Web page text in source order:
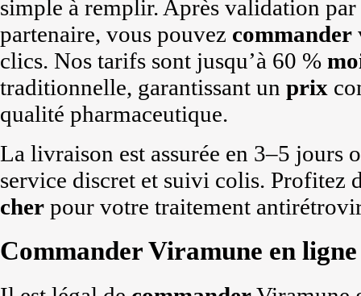
simple à remplir. Après validation
partenaire, vous pouvez commander
clics. Nos tarifs sont jusqu’à 60 %
traditionnelle, garantissant un prix
qualité pharmaceutique.
La livraison est assurée en 3–5 jours
service discret et suivi colis. Profitez
cher pour votre traitement
Commander Viramune en